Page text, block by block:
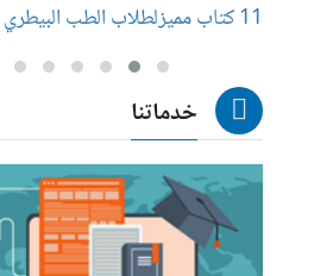
11 كتاب مميزلطلاب الطب البيطري
خدماتنا